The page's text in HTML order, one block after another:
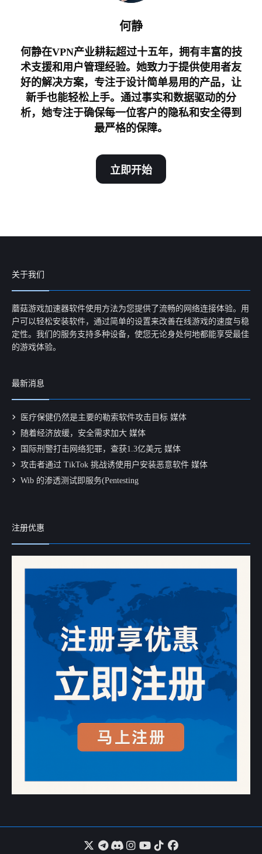
何静
何静在VPN产业耕耘超过十五年，拥有丰富的技
术支援和用户管理经验。她致力于提供使用者友
好的解决方案，专注于设计简单易用的产品，让
新手也能轻松上手。通过事实和数据驱动的分
析，她专注于确保每一位客户的隐私和安全得到
最严格的保障。
立即开始
关于我们
蘑菇游戏加速器软件使用方法为您提供了流畅的网络连接体验。用
户可以轻松安装软件，通过简单的设置来改善在线游戏的速度与稳
定性。我们的服务支持多种设备，使您无论身处何地都能享受最佳
的游戏体验。
最新消息
医疗保健仍然是主要的勒索软件攻击目标 媒体
随着经济放缓，安全需求加大 媒体
国际刑警打击网络犯罪，查获1.3亿美元 媒体
攻击者通过 TikTok 挑战诱使用户安装恶意软件 媒体
Wib 的渗透测试即服务(Pentesting
注册优惠